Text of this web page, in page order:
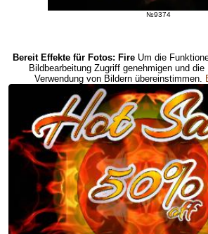
№9374
Bereit Effekte für Fotos: Fire Um die
Bildbearbeitung Zugriff genehmigen und
Verwendung von Bildern übereinstimmen.